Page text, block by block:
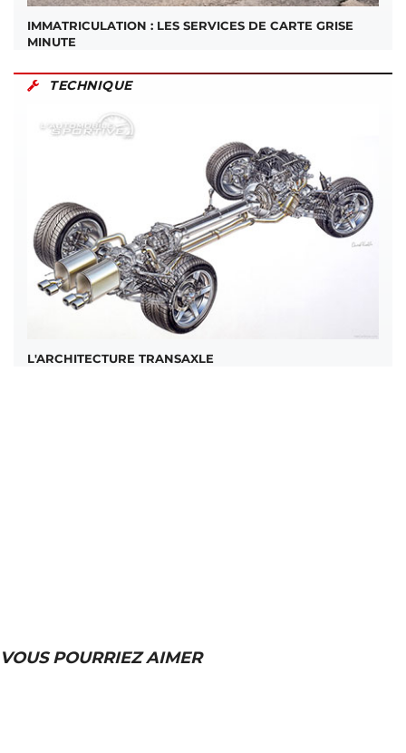
IMMATRICULATION : LES SERVICES DE CARTE GRISE
MINUTE
TECHNIQUE
L'ARCHITECTURE TRANSAXLE
VOUS POURRIEZ AIMER